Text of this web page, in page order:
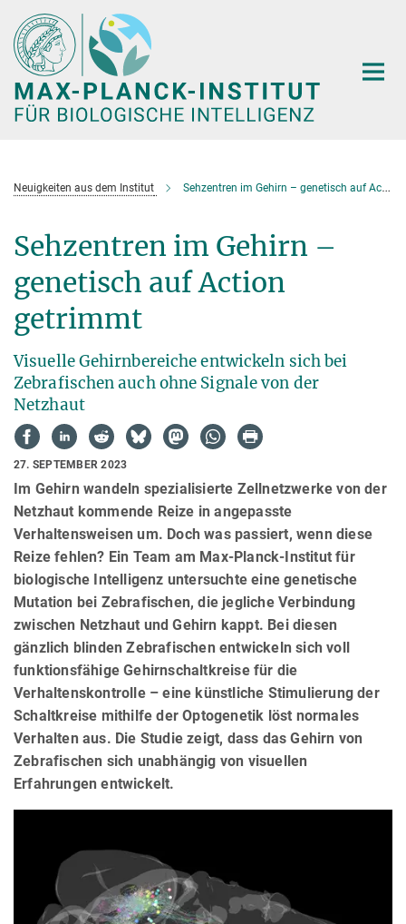
Hauptinhalt
Neuigkeiten aus dem Institut Sehzentren im Gehirn – genetisch auf Action getrimmt
Sehzentren im Gehirn –
genetisch auf Action
getrimmt
Visuelle Gehirnbereiche entwickeln sich bei
Zebrafischen auch ohne Signale von der
Netzhaut
27. SEPTEMBER 2023
Im Gehirn wandeln spezialisierte Zellnetzwerke von der
Netzhaut kommende Reize in angepasste
Verhaltensweisen um. Doch was passiert, wenn diese
Reize fehlen? Ein Team am Max-Planck-Institut für
biologische Intelligenz untersuchte eine genetische
Mutation bei Zebrafischen, die jegliche Verbindung
zwischen Netzhaut und Gehirn kappt. Bei diesen
gänzlich blinden Zebrafischen entwickeln sich voll
funktionsfähige Gehirnschaltkreise für die
Verhaltenskontrolle – eine künstliche Stimulierung der
Schaltkreise mithilfe der Optogenetik löst normales
Verhalten aus. Die Studie zeigt, dass das Gehirn von
Zebrafischen sich unabhängig von visuellen
Erfahrungen entwickelt.